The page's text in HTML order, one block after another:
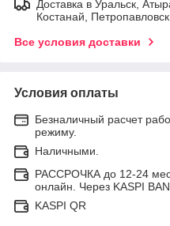
Доставка в Уральск,
Костанай,
Все условия доставки
Условия оплаты
Безналичный расчет
режиму.
Наличными.
РАССРОЧКА до 12-24
онлайн. Через KASPI
KASPI QR